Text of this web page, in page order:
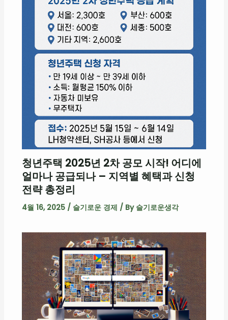
청년주택 2025년 2차 공모 시작! 어디에
얼마나 공급되나 – 지역별 혜택과 신청
전략 총정리
4월 16, 2025 / 슬기로운 경제 / By 슬기로운생각